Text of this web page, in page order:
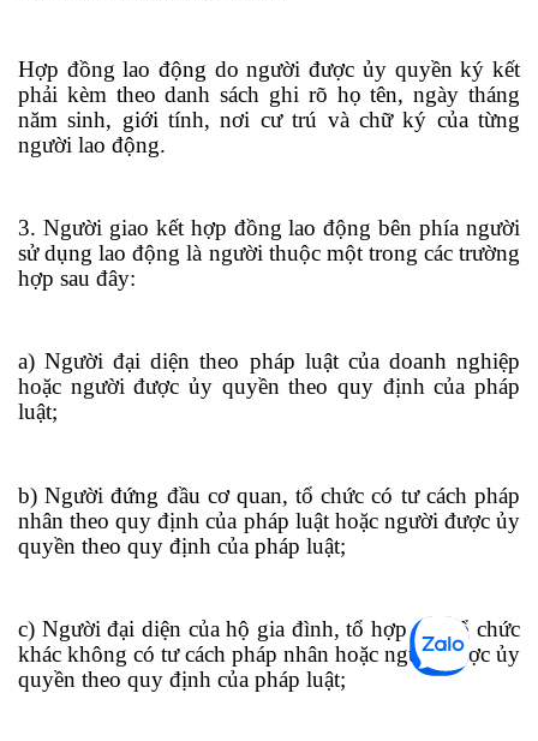
Hợp đồng lao động do người được ủy quyền ký kết
phải kèm theo danh sách ghi rõ họ tên, ngày tháng
năm sinh, giới tính, nơi cư trú và chữ ký của từng
người lao động.
3. Người giao kết hợp đồng lao động bên phía người
sử dụng lao động là người thuộc một trong các trường
hợp sau đây:
a) Người đại diện theo pháp luật của doanh nghiệp
hoặc người được ủy quyền theo quy định của pháp
luật;
b) Người đứng đầu cơ quan, tổ chức có tư cách pháp
nhân theo quy định của pháp luật hoặc người được ủy
quyền theo quy định của pháp luật;
c) Người đại diện của hộ gia đình, tổ hợp tác, tổ chức
khác không có tư cách pháp nhân hoặc người được ủy
quyền theo quy định của pháp luật;